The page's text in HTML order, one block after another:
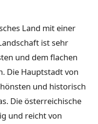
Land mit einer
ist sehr
und dem flachen
Die Hauptstadt von
und historisch
Die österreichische
und reicht von